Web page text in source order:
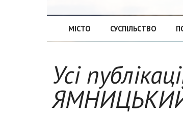
МІСТО СУСПІЛЬСТВО
Усі